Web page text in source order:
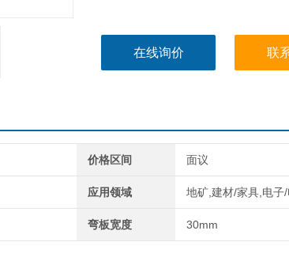
在线询价 联
价格区间 面议
应用领域 地矿,建材/家具,电子
弯板宽度 30mm